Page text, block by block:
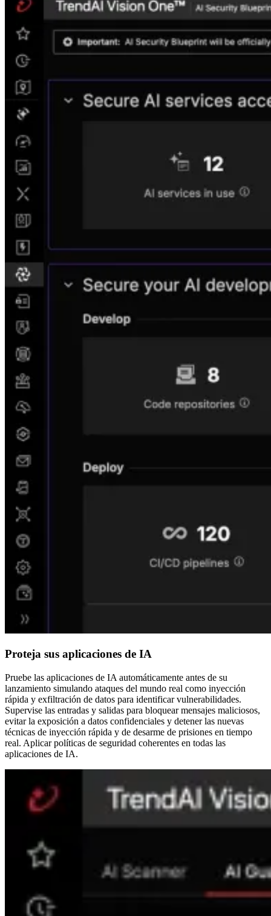
Proteja sus aplicaciones de IA
Pruebe las aplicaciones de IA automáticamente antes de su
lanzamiento simulando ataques del mundo real como inyección
rápida y exfiltración de datos para identificar vulnerabilidades.
Supervise las entradas y salidas para bloquear mensajes maliciosos,
evitar la exposición a datos confidenciales y detener las nuevas
técnicas de inyección rápida y de desarme de prisiones en tiempo
real. Aplicar políticas de seguridad coherentes en todas las
aplicaciones de IA.